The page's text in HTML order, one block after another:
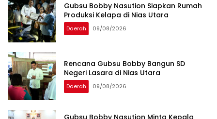
Gubsu Bobby Nasution Siapkan Rumah
Produksi Kelapa di Nias Utara
Daerah 09/08/2026
Rencana Gubsu Bobby Bangun SD
Negeri Lasara di Nias Utara
Daerah 09/08/2026
Gubsu Bobby Nasution Minta Kepala